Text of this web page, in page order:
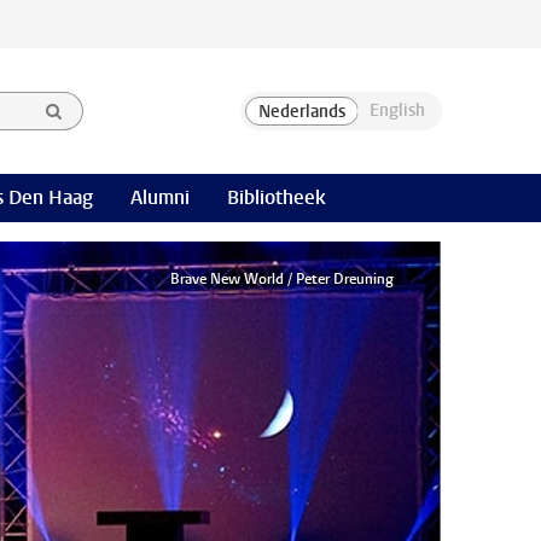
Den Haag Alumni Bibliotheek
Brave New World / Peter Dreuning